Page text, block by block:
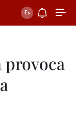
provoca